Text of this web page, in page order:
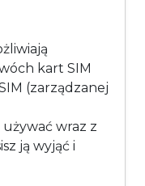
kart SIM
(zarządzanej
wraz z
ją wyjąć i